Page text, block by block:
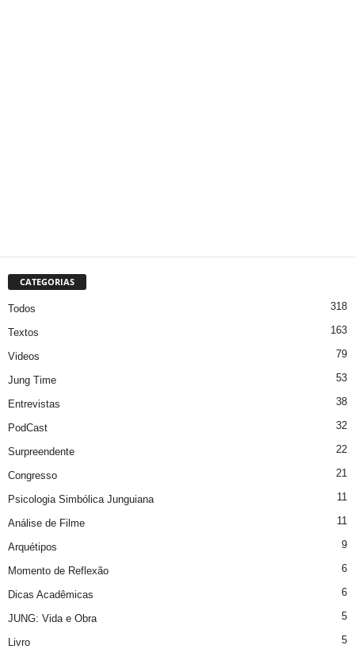
CATEGORIAS
Todos 318
Textos 163
Videos 79
Jung Time 53
Entrevistas 38
PodCast 32
Surpreendente 22
Congresso 21
Psicologia Simbólica Junguiana 11
Análise de Filme 11
Arquétipos 9
Momento de Reflexão 6
Dicas Acadêmicas 6
JUNG: Vida e Obra 5
Livro 5